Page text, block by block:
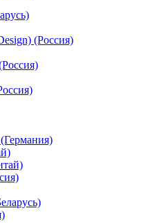
(Россия)